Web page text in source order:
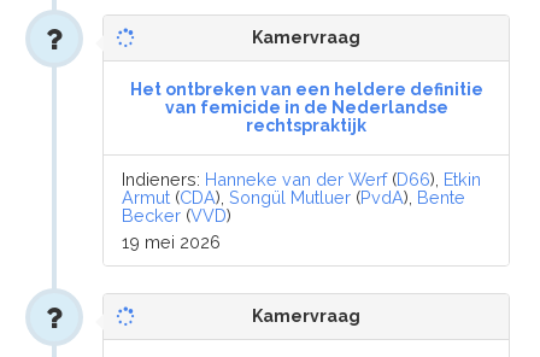
Kamervraag
Het ontbreken van een heldere definitie
van femicide in de Nederlandse
rechtspraktijk
Indieners: Hanneke van der Werf(D66), Etkin
Armut (CDA),Songül Mutluer (PvdA), Bente
Becker (VVD)
19 mei 2026
Kamervraag